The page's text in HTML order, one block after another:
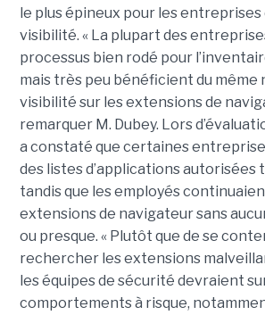
le plus épineux pour les entreprises
visibilité. « La plupart des
processus bien rodé pour
mais très peu bénéficient du même
visibilité sur les extensions de
remarquer M. Dubey. Lors
a constaté que certaines
des listes d’applications autorisées
tandis que les employés
extensions de navigateur sans
ou presque. « Plutôt que de se
rechercher les extensions
les équipes de sécurité devraient
comportements à risque,